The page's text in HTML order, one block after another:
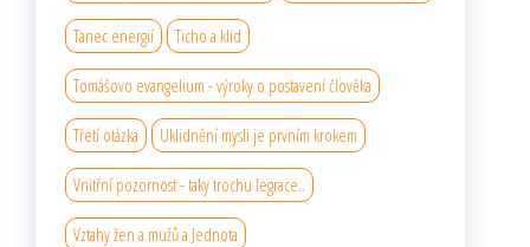
Tanec energií Ticho a klid
Tomášovo evangelium - výroky o postavení člověka
Třetí otázka Uklidnění mysli je prvním krokem
Vnitřní pozornost - taky trochu legrace..
Vztahy žen a mužů a Jednota